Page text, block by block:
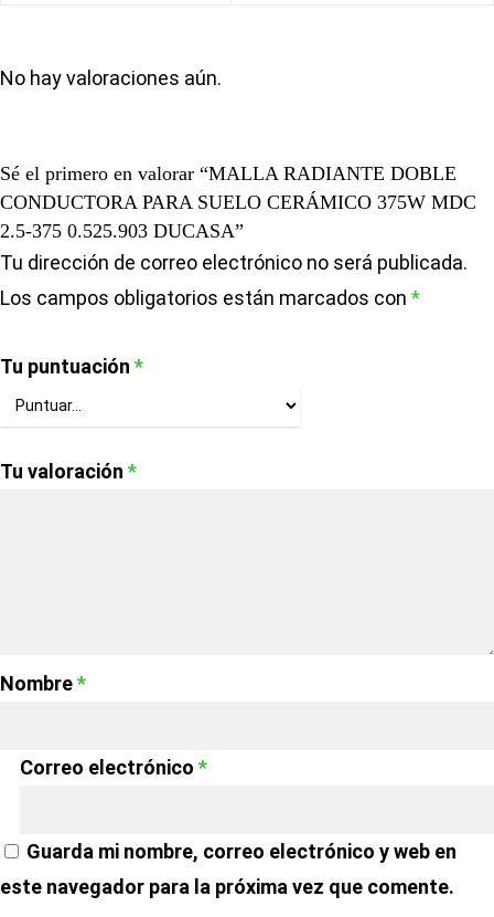
No hay valoraciones aún.
Sé el primero en valorar “MALLA RADIANTE DOBLE
CONDUCTORA PARA SUELO CERÁMICO 375W MDC
2.5-375 0.525.903 DUCASA”
Tu dirección de correo electrónico no será publicada.
Los campos obligatorios están marcados con *
Tu puntuación *
Tu valoración *
Nombre*
Correo electrónico *
Guarda mi nombre, correo electrónico y web en
este navegador para la próxima vez que comente.